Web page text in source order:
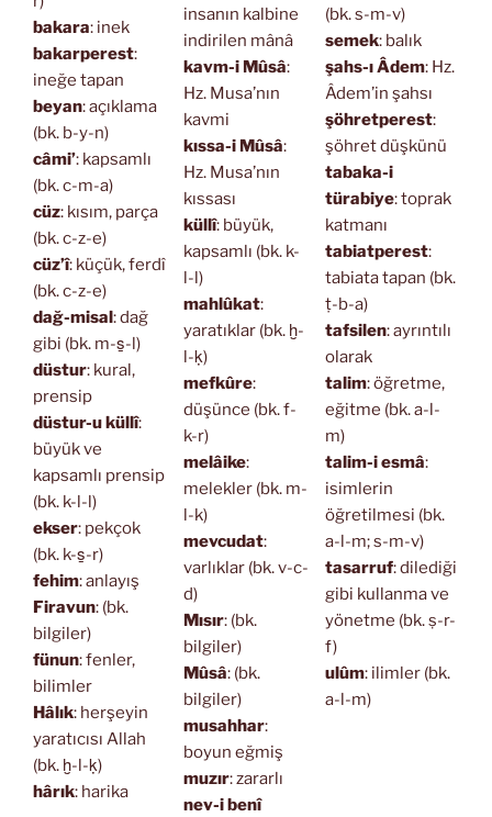
bakara: inek
bakarperest:
ineğe tapan
beyan: açıklama
(bk. b-y-n)
câmi’: kapsamlı
(bk. c-m-a)
cüz: kısım, parça
(bk. c-z-e)
cüz’î: küçük, ferdî
(bk. c-z-e)
dağ-misal : dağ
gibi (bk. m-s̱-l)
düstur: kural,
prensip
düstur-u küllî:
büyük ve
kapsamlı prensip
(bk. k-l-l)
ekser: pekçok
(bk. k-s̱-r)
fehim: anlayış
Firavun: (bk.
bilgiler)
fünun: fenler,
bilimler
Hâlık: herşeyin
yaratıcısı Allah
(bk. ḫ-l-ḳ)
hârık: harika
insanın kalbine
indirilen mânâ
kavm-i Mûsâ:
Hz. Musa’nın
kavmi
kıssa-i Mûsâ:
Hz. Musa’nın
kıssası
küllî: büyük,
kapsamlı (bk. k-
l-l)
mahlûkat:
yaratıklar (bk. ḫ-
l-ḳ)
mefkûre:
düşünce (bk. f-
k-r)
melâike:
melekler (bk. m-
l-k)
mevcudat:
varlıklar (bk. v-c-
d)
Mısır: (bk.
bilgiler)
Mûsâ: (bk.
bilgiler)
musahhar:
boyun eğmiş
muzır: zararlı
nev-i benî
(bk. s-m-v)
semek: balık
şahs-ı Âdem: Hz.
Âdem’in şahsı
şöhretperest:
şöhret düşkünü
tabaka-i
türabiye: toprak
katmanı
tabiatperest:
tabiata tapan (bk.
ṭ-b-a)
tafsilen: ayrıntılı
olarak
talim: öğretme,
eğitme (bk. a-l-
m)
talim-i esmâ:
isimlerin
öğretilmesi (bk.
a-l-m; s-m-v)
tasarruf: dilediği
gibi kullanma ve
yönetme (bk. ṣ-r-
f)
ulûm: ilimler (bk.
a-l-m)